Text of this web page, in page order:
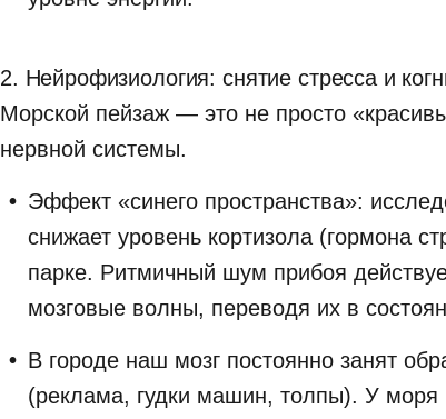
2. Нейрофизиология: снятие стресса и
Морской пейзаж — это не просто
нервной системы.
Эффект «синего пространства»:
снижает уровень кортизола (гормона
парке. Ритмичный шум прибоя
мозговые волны, переводя их в
В городе наш мозг постоянно занят
(реклама, гудки машин, толпы). У моря